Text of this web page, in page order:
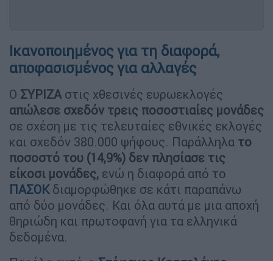
Ικανοποιημένος για τη διαφορά,
αποφασισμένος για αλλαγές
Ο ΣΥΡΙΖΑ στις χθεσινές ευρωεκλογές
απώλεσε σχεδόν τρεις ποσοστιαίες μονάδες
σε σχέση με τις τελευταίες εθνικές εκλογές
και σχεδόν 380.000 ψήφους. Παράλληλα το
ποσοστό του (14,9%) δεν πλησίασε τις
είκοσι μονάδες, ενώ η διαφορά από το
ΠΑΣΟΚδιαμορφώθηκε σε κάτι παραπάνω
από δύο μονάδες. Και όλα αυτά με μια αποχή
θηριώδη και πρωτοφανή για τα ελληνικά
δεδομένα.